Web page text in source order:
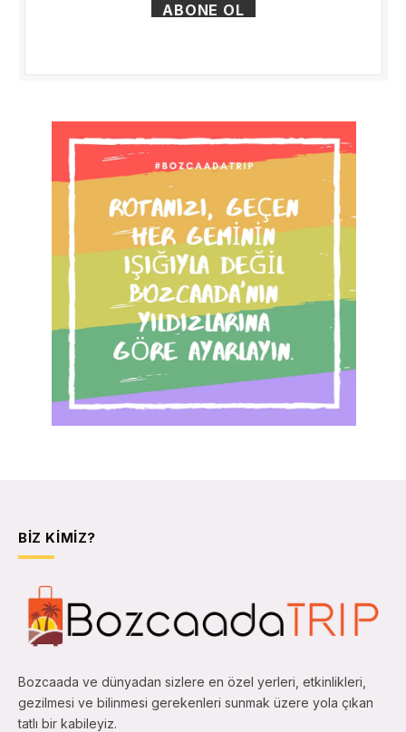
BIZ KIMIZ?
Bozcaada ve dünyadan sizlere en özel yerleri, etkinlikleri,
gezilmesi ve bilinmesi gerekenleri sunmak üzere yola çıkan
tatlı bir kabileyiz.